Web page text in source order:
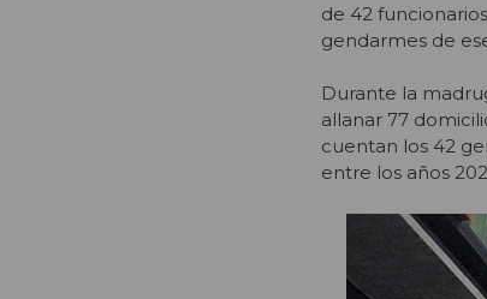
de 42
gendarmes de
Durante la
allanar 77
cuentan los 42
entre los años